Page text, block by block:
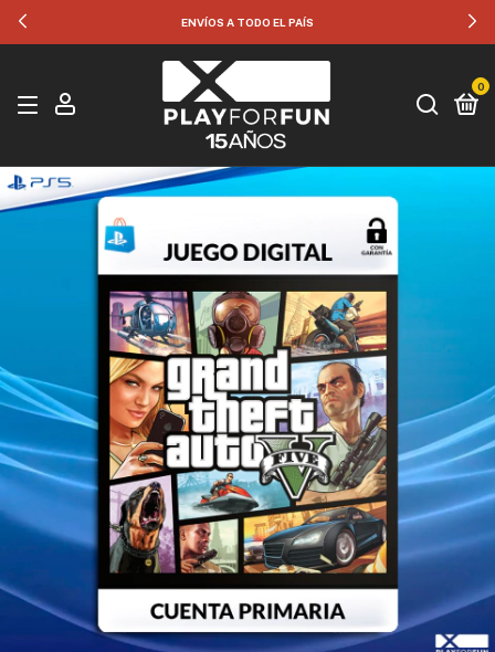
ENVÍOS A TODO EL PAÍS
0